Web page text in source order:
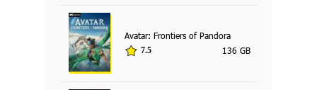
Avatar: Frontiers of Pandora
7.5 136 GB